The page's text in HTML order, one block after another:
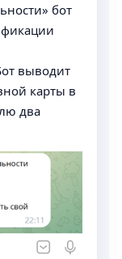
бот
выводит
карты в
два